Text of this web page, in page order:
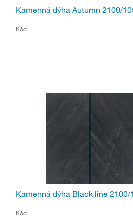
Kamenná dýha Autumn 2100/
Kód
Kamenná dýha Black line 2100/
Kód